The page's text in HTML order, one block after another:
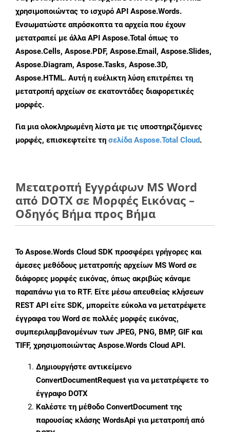
χρησιμοποιώντας το ισχυρό API Aspose.Words.
Ενσωματώστε απρόσκοπτα τα αρχεία που έχουν
μετατραπεί με άλλα API Aspose.Total όπως το
Aspose.Cells, Aspose.PDF, Aspose.Email, Aspose.Slides,
Aspose.Diagram, Aspose.Tasks, Aspose.3D,
Aspose.HTML. Αυτή η ευέλικτη λύση επιτρέπει τη
μετατροπή αρχείων σε εκατοντάδες διαφορετικές
μορφές.
Για μια ολοκληρωμένη λίστα με τις υποστηριζόμενες
μορφές, επισκεφτείτε τη σελίδα Aspose.Total Cloud.
Μετατροπή Εγγράφων MS Word
από DOTX σε Μορφές Εικόνας –
Οδηγός Βήμα προς Βήμα
Το Aspose.Words Cloud SDK προσφέρει γρήγορες και
άμεσες μεθόδους μετατροπής αρχείων MS Word σε
διάφορες μορφές εικόνας, όπως ακριβώς κάναμε
παραπάνω για το RTF. Είτε μέσω απευθείας κλήσεων
REST API είτε SDK, μπορείτε εύκολα να μετατρέψετε
έγγραφα του Word σε πολλές μορφές εικόνας,
συμπεριλαμβανομένων των JPEG, PNG, BMP, GIF και
TIFF, χρησιμοποιώντας Aspose.Words Cloud API.
Δημιουργήστε αντικείμενο
ConvertDocumentRequest για να μετατρέψετε το
έγγραφο DOTX
Καλέστε τη μέθοδο ConvertDocument της
παρουσίας κλάσης WordsApi για μετατροπή από